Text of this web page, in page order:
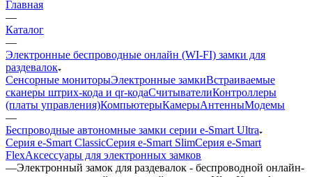
Главная
—
Каталог
—
Электронные беспроводные онлайн (WI-FI) замки для
раздевалок
Сенсорные мониторыЭлектронные замкиВстраиваемые
сканеры штрих-кода и qr-кодаСчитывателиКонтроллеры
(платы управления)КомпьютерыКамерыАнтенныМодемы
—
Беспроводные автономные замки серии e-Smart Ultra
Серия e-Smart ClassicСерия e-Smart SlimСерия e-Smart
FlexАксессуары для электронных замков
—Электронный замок для раздевалок - беспроводной онлайн-